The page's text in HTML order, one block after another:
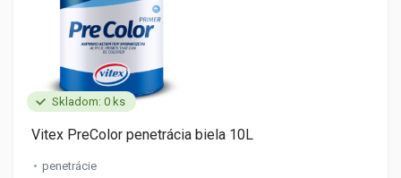
Skladom: 0 ks
Vitex PreColor penetrácia biela 10L
penetrácie